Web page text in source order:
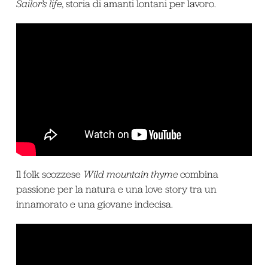
Sailor’s life, storia di amanti lontani per lavoro.
Il folk scozzese Wild mountain thymecombina
passione per la natura e una love story tra un
innamorato e una giovane indecisa.